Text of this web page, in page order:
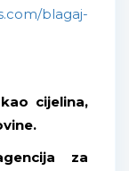
blagaj-
cijelina,
za